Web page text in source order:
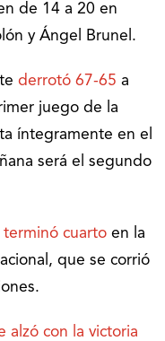
de 14 a 20 en
y Ángel Brunel.
derrotó 67-65 a
juego de la
íntegramente en el
será el segundo
terminó cuarto en la
que se corrió
alzó con la victoria